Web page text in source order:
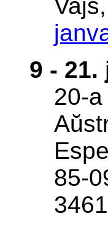
9 - 21.
20-
85-